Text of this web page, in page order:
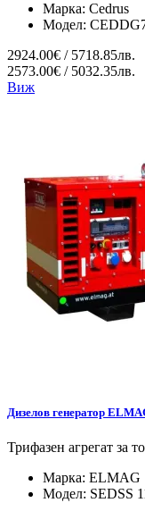
Марка: Cedrus
Модел:
2924.00€ / 5718.85лв.
2573.00€ / 5032.35лв.
Виж
Дизелов генератор
Трифазен агрегат за
Марка: ELMAG
Модел: SEDSS